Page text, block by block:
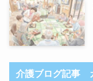
介護ブログ記事